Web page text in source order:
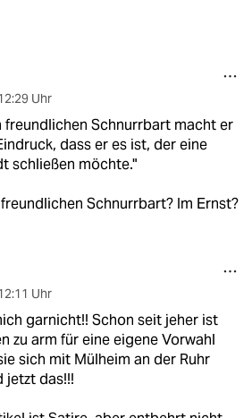
Uhr
freundlichen Schnurrbart macht er
dass er es ist, der eine
schließen möchte."
Schnurrbart? Im Ernst?
Uhr
garnicht!! Schon seit jeher ist
zu arm für eine eigene Vorwahl
sich mit Mülheim an der Ruhr
jetzt das!!!